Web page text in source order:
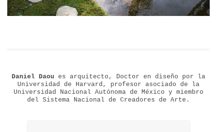
Daniel Daou es arquitecto, Doctor en diseño por la
Universidad de Harvard, profesor asociado de la
Universidad Nacional Autónoma de México y miembro
del Sistema Nacional de Creadores de Arte.